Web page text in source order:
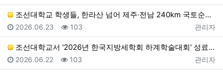
조선대학교 학생들, 한라산 넘어 제주·전남 240km 국토순례 대장정 돌입 > 뉴스 - 더코리아
등록자
관리자
등록일
2026.06.23 조회
103
조선대학교서 '2026년 한국지방세학회 하계학술대회' 성료 - 베리타스알파
등록자
관리자
등록일
2026.06.22 조회
103